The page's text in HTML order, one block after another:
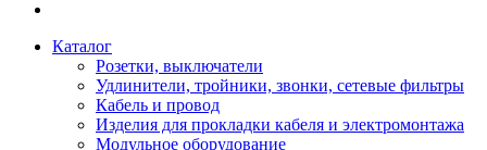
Каталог
Розетки, выключатели
Удлинители, тройники, звонки, сетевые фильтры
Кабель и провод
Изделия для прокладки кабеля и электромонтажа
Модульное оборудование